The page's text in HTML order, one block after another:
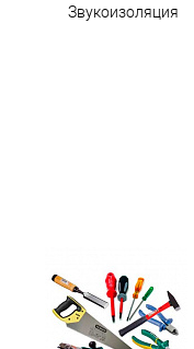
Звукоизоляция